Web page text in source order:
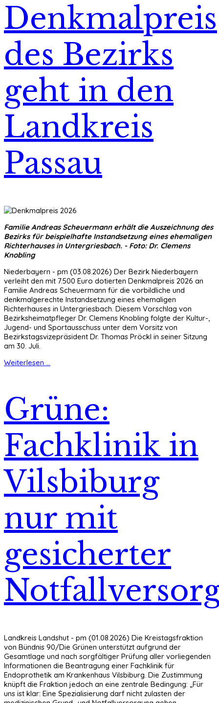
Denkmalpreis
des Bezirks
geht in den
Landkreis
Passau
Familie Andreas Scheuermann erhält die Auszeichnung des
Bezirks für beispielhafte Instandsetzung eines ehemaligen
Richterhauses in Untergriesbach. - Foto: Dr. Clemens
Knobling
Niederbayern - pm (03.08.2026) Der Bezirk Niederbayern
verleiht den mit 7.500 Euro dotierten Denkmalpreis 2026 an
Familie Andreas Scheuermann für die vorbildliche und
denkmalgerechte Instandsetzung eines ehemaligen
Richterhauses in Untergriesbach. Diesem Vorschlag von
Bezirksheimatpfleger Dr. Clemens Knobling folgte der Kultur-,
Jugend- und Sportausschuss unter dem Vorsitz von
Bezirkstagsvizepräsident Dr. Thomas Pröckl in seiner Sitzung
am 30. Juli.
Weiterlesen ...
Grüne:
Fachklinik in
Vilsbiburg
nur mit
gesicherter
Landkreis Landshut - pm (01.08.2026) Die Kreistagsfraktion
von Bündnis 90/Die Grünen unterstützt aufgrund der
Gesamtlage und nach sorgfältiger Prüfung aller vorliegenden
Informationen die Beantragung einer Fachklinik für
Endoprothetik am Krankenhaus Vilsbiburg. Die Zustimmung
knüpft die Fraktion jedoch an eine zentrale Bedingung: „Für
uns ist klar: Eine Spezialisierung darf nicht zulasten der